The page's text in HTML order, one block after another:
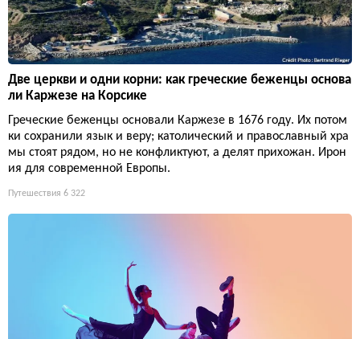
Две церкви и одни корни: как греческие беженцы основа
ли Каржезе на Корсике
Греческие беженцы основали Каржезе в 1676 году. Их потом
ки сохранили язык и веру; католический и православный хра
мы стоят рядом, но не конфликтуют, а делят прихожан. Ирон
ия для современной Европы.
Путешествия 6 322